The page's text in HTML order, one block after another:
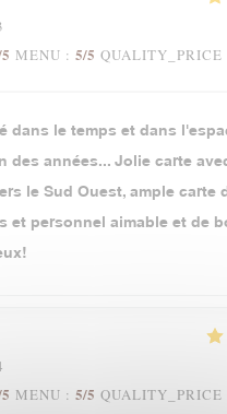
MENU : 5/5 QUALITY_PRICE
dans le temps et dans
des années... Jolie carte
le Sud Ouest, ample carte
et personnel aimable et de
MENU : 5/5 QUALITY_PRICE